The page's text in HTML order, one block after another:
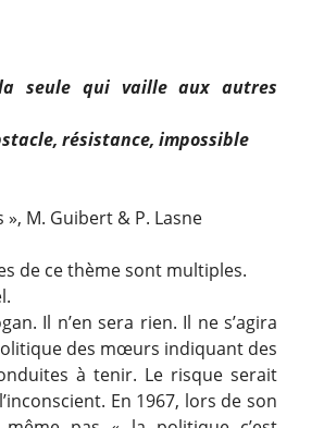
seule qui vaille aux autres
résistance, impossible
», M. Guibert & P. Lasne
de ce thème sont multiples.
Il n’en sera rien. Il ne s’agira
des mœurs indiquant des
à tenir. Le risque serait
En 1967, lors de son